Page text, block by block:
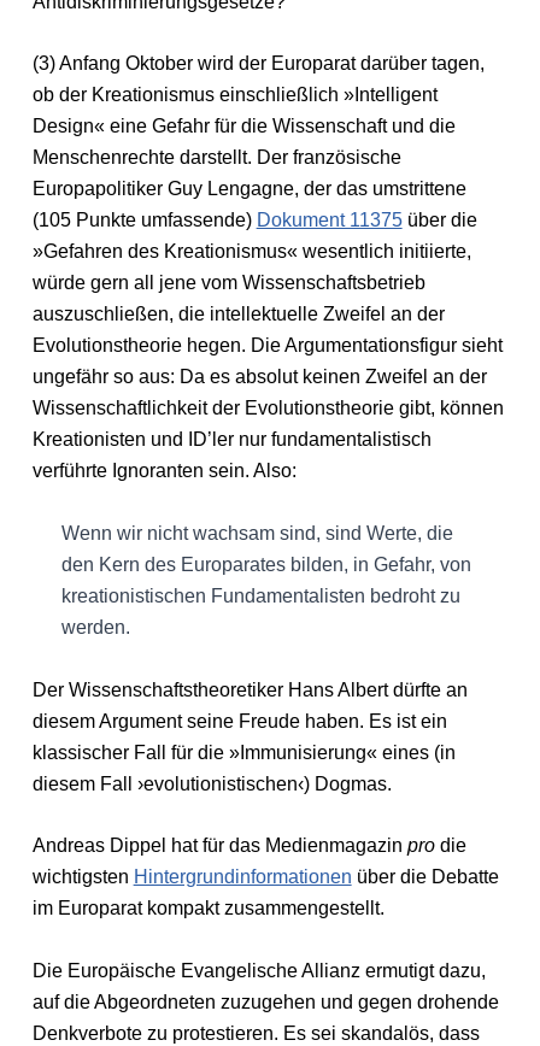
(3) Anfang Oktober wird der Europarat darüber tagen,
ob der Kreationismus einschließlich »Intelligent
Design« eine Gefahr für die Wissenschaft und die
Menschenrechte darstellt. Der französische
Europapolitiker Guy Lengagne, der das umstrittene
(105 Punkte umfassende) Dokument 11375über die
»Gefahren des Kreationismus« wesentlich initiierte,
würde gern all jene vom Wissenschaftsbetrieb
auszuschließen, die intellektuelle Zweifel an der
Evolutionstheorie hegen. Die Argumentationsfigur sieht
ungefähr so aus: Da es absolut keinen Zweifel an der
Wissenschaftlichkeit der Evolutionstheorie gibt, können
Kreationisten und ID’ler nur fundamentalistisch
verführte Ignoranten sein. Also:
Wenn wir nicht wachsam sind, sind Werte, die
den Kern des Europarates bilden, in Gefahr, von
kreationistischen Fundamentalisten bedroht zu
werden.
Der Wissenschaftstheoretiker Hans Albert dürfte an
diesem Argument seine Freude haben. Es ist ein
klassischer Fall für die »Immunisierung« eines (in
diesem Fall ›evolutionistischen‹) Dogmas.
Andreas Dippel hat für das Medienmagazin prodie
wichtigsten Hintergrundinformationen über die Debatte
im Europarat kompakt zusammengestellt.
Die Europäische Evangelische Allianz ermutigt dazu,
auf die Abgeordneten zuzugehen und gegen drohende
Denkverbote zu protestieren. Es sei skandalös, dass